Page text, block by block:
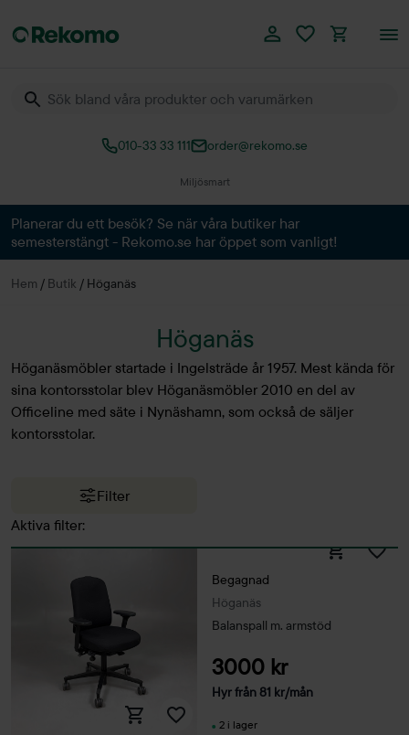
010-33 33 111 order@rekomo.se
Miljösmart
Planerar du ett besök? Se när våra butiker har
semesterstängt - Rekomo.se har öppet som vanligt!
Hem / Butik / Höganäs
Höganäs
Höganäsmöbler startade i Ingelsträde år 1957. Mest kända för
sina kontorsstolar blev Höganäsmöbler 2010 en del av
Officeline med säte i Nynäshamn, som också de säljer
kontorsstolar.
Filter
Aktiva filter:
Höganäs
Begagnad
Balanspall m. armstöd
3000 kr
Hyr från 81 kr/mån
2 i lager